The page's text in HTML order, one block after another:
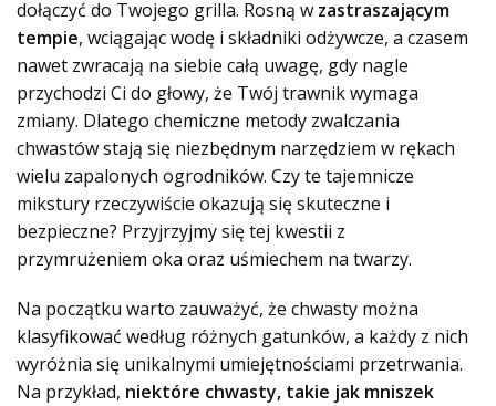
dołączyć do Twojego grilla. Rosną w zastraszającym
tempie, wciągając wodę i składniki odżywcze, a czasem
nawet zwracają na siebie całą uwagę, gdy nagle
przychodzi Ci do głowy, że Twój trawnik wymaga
zmiany. Dlatego chemiczne metody zwalczania
chwastów stają się niezbędnym narzędziem w rękach
wielu zapalonych ogrodników. Czy te tajemnicze
mikstury rzeczywiście okazują się skuteczne i
bezpieczne? Przyjrzyjmy się tej kwestii z
przymrużeniem oka oraz uśmiechem na twarzy.
Na początku warto zauważyć, że chwasty można
klasyfikować według różnych gatunków, a każdy z nich
wyróżnia się unikalnymi umiejętnościami przetrwania.
Na przykład, niektóre chwasty, takie jak mniszek